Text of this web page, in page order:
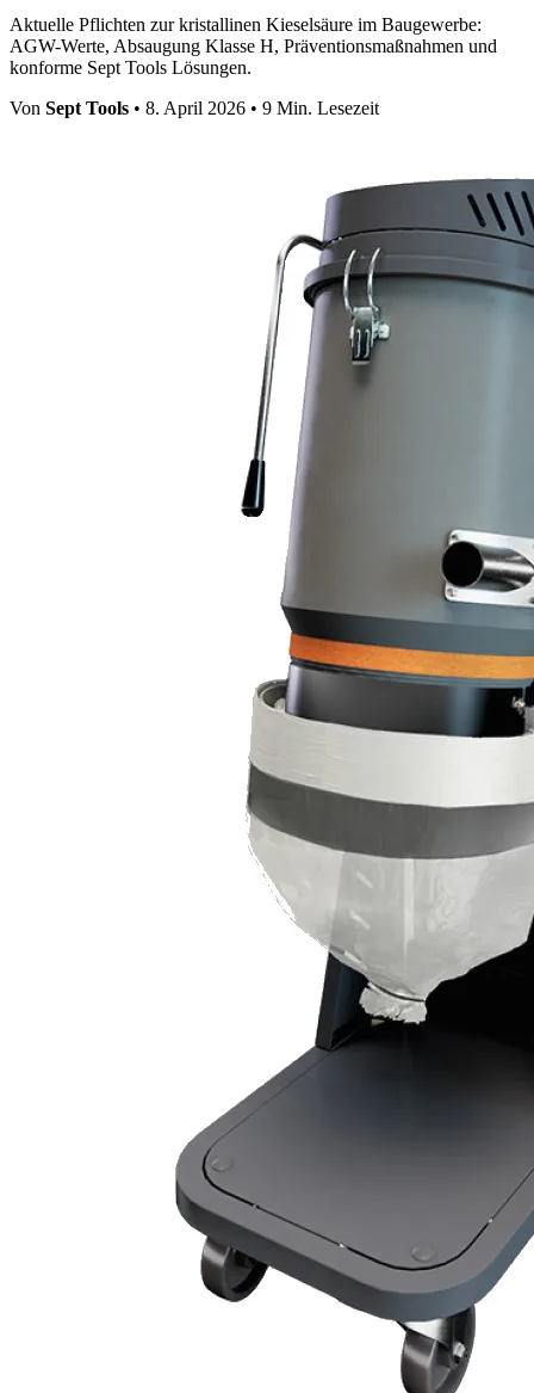
Aktuelle Pflichten zur kristallinen Kieselsäure im Baugewerbe:
AGW-Werte, Absaugung Klasse H, Präventionsmaßnahmen und
konforme Sept Tools Lösungen.
Von Sept Tools • 8. April 2026 • 9 Min. Lesezeit